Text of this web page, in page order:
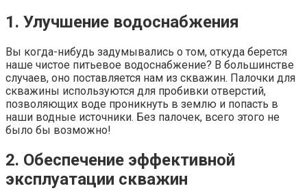
1. Улучшение водоснабжения
Вы когда-нибудь задумывались о том, откуда берется
наше чистое питьевое водоснабжение? В большинстве
случаев, оно поставляется нам из скважин. Палочки для
скважины используются для пробивки отверстий,
позволяющих воде проникнуть в землю и попасть в
наши водные источники. Без палочек, всего этого не
было бы возможно!
2. Обеспечение эффективной
эксплуатации скважин